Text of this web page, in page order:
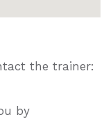
the trainer:
by